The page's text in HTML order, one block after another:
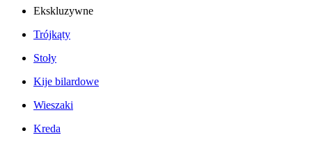
Ekskluzywne
Trójkąty
Stoły
Kije bilardowe
Wieszaki
Kreda